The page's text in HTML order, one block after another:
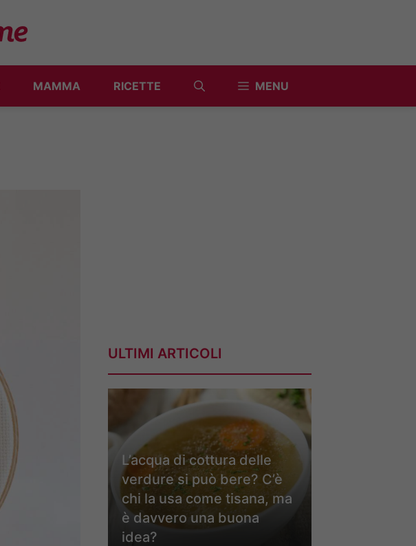
MAMMA RICETTE MENU
ULTIMI ARTICOLI
L’acqua di cottura delle
verdure si può bere? C’è
chi la usa come tisana, ma
è davvero una buona
idea?